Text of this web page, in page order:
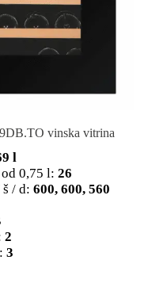
vinska vitrina
l
0,75 l: 26
/ d: 600, 600, 560
2
3